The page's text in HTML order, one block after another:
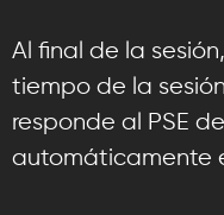
Al final de la
tiempo de la
responde al PSE
automáticamente